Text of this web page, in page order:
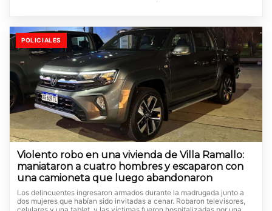
POLICIALES
Violento robo en una vivienda de Villa Ramallo:
maniataron a cuatro hombres y escaparon con
una camioneta que luego abandonaron
Los delincuentes ingresaron armados durante la madrugada junto a
dos mujeres que habían sido invitadas a cenar. Robaron televisores,